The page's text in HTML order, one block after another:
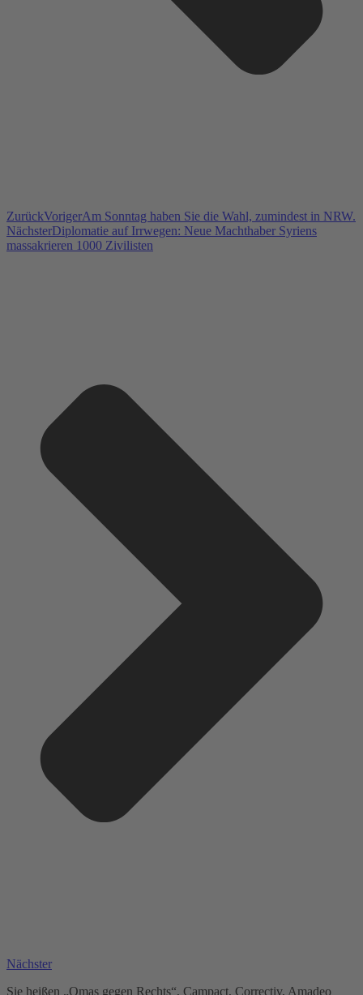
ZurückVorigerAm Sonntag haben Sie die Wahl, zumindest in NRW.
NächsterDiplomatie auf Irrwegen: Neue Machthaber Syriens
massakrieren 1000 Zivilisten
Nächster
Sie heißen „Omas gegen Rechts“, Campact, Correctiv, Amadeo